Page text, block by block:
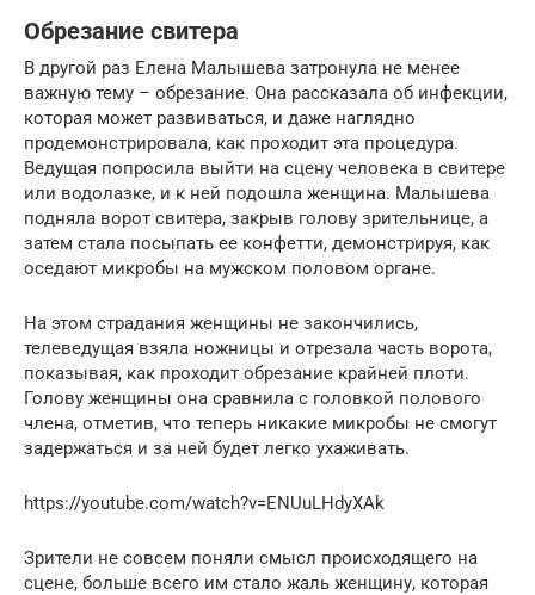
Обрезание свитера
В другой раз Елена Малышева затронула не менее
важную тему – обрезание. Она рассказала об инфекции,
которая может развиваться, и даже наглядно
продемонстрировала, как проходит эта процедура.
Ведущая попросила выйти на сцену человека в свитере
или водолазке, и к ней подошла женщина. Малышева
подняла ворот свитера, закрыв голову зрительнице, а
затем стала посыпать ее конфетти, демонстрируя, как
оседают микробы на мужском половом органе.
На этом страдания женщины не закончились,
телеведущая взяла ножницы и отрезала часть ворота,
показывая, как проходит обрезание крайней плоти.
Голову женщины она сравнила с головкой полового
члена, отметив, что теперь никакие микробы не смогут
задержаться и за ней будет легко ухаживать.
https://youtube.com/watch?v=ENUuLHdyXAk
Зрители не совсем поняли смысл происходящего на
сцене, больше всего им стало жаль женщину, которая